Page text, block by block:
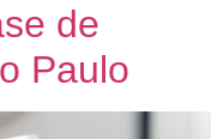
de
Paulo